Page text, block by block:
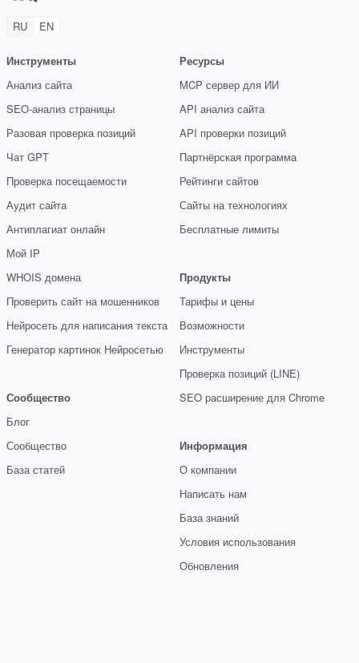
RU EN
Инструменты
Анализ сайта
SEO-анализ страницы
Разовая проверка позиций
Чат GPT
Проверка посещаемости
Аудит сайта
Антиплагиат онлайн
Мой IP
WHOIS домена
Проверить сайт на мошенников
Нейросеть для написания текста
Генератор картинок Нейросетью
Сообщество
Блог
Сообщество
База статей
Ресурсы
MCP сервер для ИИ
API анализ сайта
API проверки позиций
Партнёрская программа
Рейтинги сайтов
Сайты на технологиях
Бесплатные лимиты
Продукты
Тарифы и цены
Возможности
Инструменты
Проверка позиций (LINE)
SEO расширение для Chrome
Информация
О компании
Написать нам
База знаний
Условия использования
Обновления